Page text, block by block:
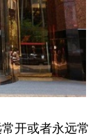
开或者永远常